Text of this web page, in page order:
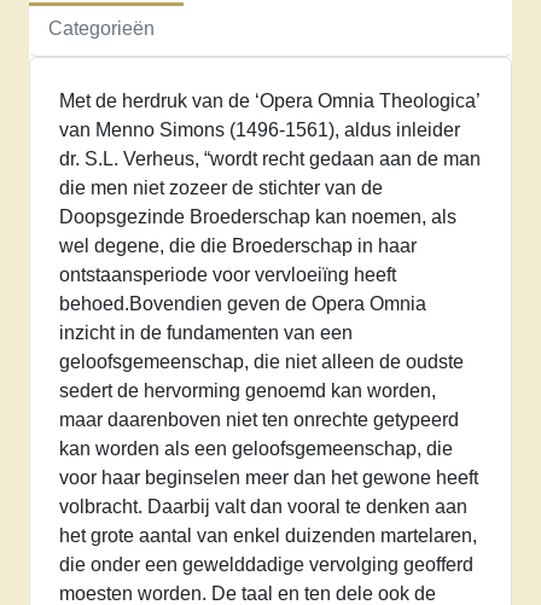
Wercken
Categorieën
Met de herdruk van de ‘Opera Omnia Theologica’
van Menno Simons (1496-1561), aldus inleider
dr. S.L. Verheus, “wordt recht gedaan aan de man
die men niet zozeer de stichter van de
Doopsgezinde Broederschap kan noemen, als
wel degene, die die Broederschap in haar
ontstaansperiode voor vervloeiïng heeft
behoed.Bovendien geven de Opera Omnia
inzicht in de fundamenten van een
geloofsgemeenschap, die niet alleen de oudste
sedert de hervorming genoemd kan worden,
maar daarenboven niet ten onrechte getypeerd
kan worden als een geloofsgemeenschap, die
voor haar beginselen meer dan het gewone heeft
volbracht. Daarbij valt dan vooral te denken aan
het grote aantal van enkel duizenden martelaren,
die onder een gewelddadige vervolging geofferd
moesten worden. De taal en ten dele ook de